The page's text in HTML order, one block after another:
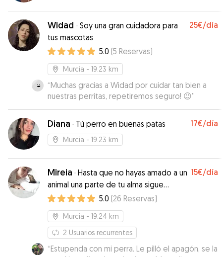
Widad · Soy una gran cuidadora para
tus mascotas
25€/día
5.0 (5 Reservas)
Murcia - 19.23 km
“Muchas gracias a Widad por cuidar tan bien a
nuestras perritas, repetiremos seguro! 😉”
Diana · Tú perro en buenas patas 17€/día
Murcia - 19.23 km
Mireia · Hasta que no hayas amado a un
animal una parte de tu alma sigue
dormida
15€/día
5.0 (26 Reservas)
Murcia - 19.24 km
2 Usuarios recurrentes
“Estupenda con mi perra. Le pilló el apagón, se la